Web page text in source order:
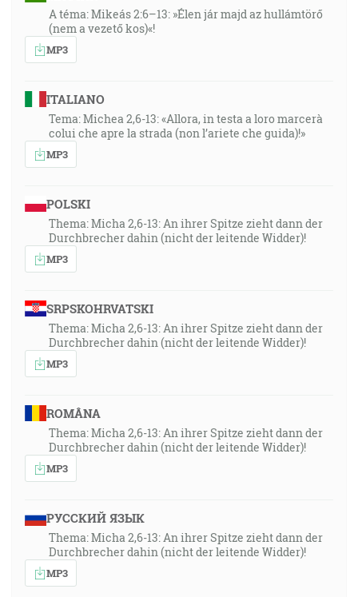
A téma: Mikeás 2:6–13: »Élen jár majd az hullámtörő
(nem a vezető kos)«!
MP3
ITALIANO
Tema: Michea 2,6-13: «Allora, in testa a loro marcerà
colui che apre la strada (non l’ariete che guida)!»
MP3
POLSKI
Thema: Micha 2,6-13: An ihrer Spitze zieht dann der
Durchbrecher dahin (nicht der leitende Widder)!
MP3
SRPSKOHRVATSKI
Thema: Micha 2,6-13: An ihrer Spitze zieht dann der
Durchbrecher dahin (nicht der leitende Widder)!
MP3
ROMÂNA
Thema: Micha 2,6-13: An ihrer Spitze zieht dann der
Durchbrecher dahin (nicht der leitende Widder)!
MP3
РУССКИЙ ЯЗЫК
Thema: Micha 2,6-13: An ihrer Spitze zieht dann der
Durchbrecher dahin (nicht der leitende Widder)!
MP3